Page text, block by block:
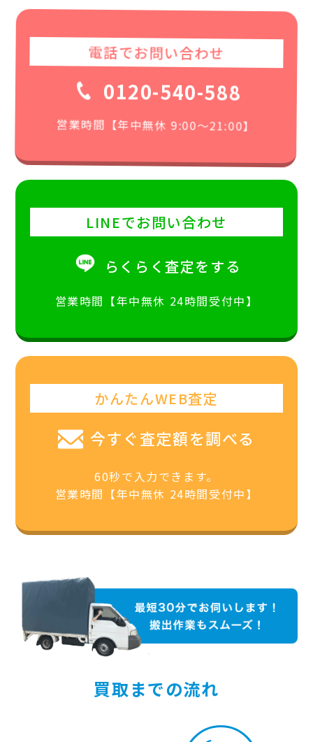
電話でお問い合わせ
0120-540-588
営業時間【年中無休 9:00〜21:00】
LINEでお問い合わせ
らくらく査定をする
営業時間【年中無休 24時間受付中】
かんたんWEB査定
今すぐ査定額を調べる
60秒で入力できます。
営業時間【年中無休 24時間受付中】
買取までの流れ